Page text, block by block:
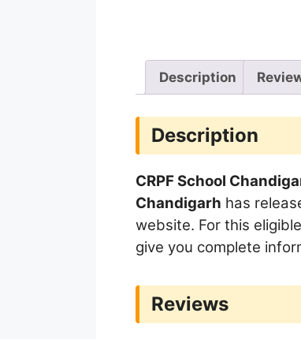
Description
Description
CRPF School
Chandigarh has
website. For this
give you complete
Reviews